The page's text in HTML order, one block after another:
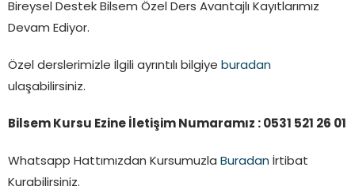
Bireysel Destek Bilsem Özel Ders Avantajlı Kayıtlarımız
Devam Ediyor.
Özel derslerimizle İlgili ayrıntılı bilgiye buradan
ulaşabilirsiniz.
Bilsem Kursu Ezine İletişim Numaramız : 0531 521 26 01
Whatsapp Hattımızdan Kursumuzla Buradan İrtibat
Kurabilirsiniz.